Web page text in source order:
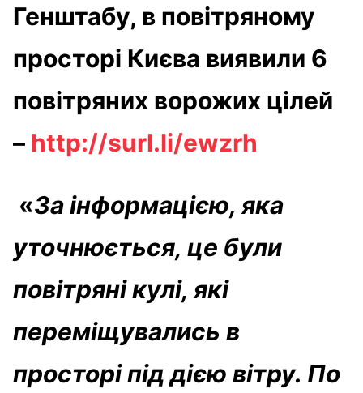
Генштабу, в повітряному
просторі Києва виявили 6
повітряних ворожих цілей
– http://surl.li/ewzrh
«За інформацією, яка
уточнюється, це були
повітряні кулі, які
переміщувались в
просторі під дією вітру. По